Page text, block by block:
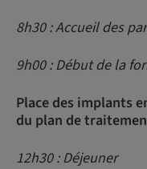
8h30 : Accueil des
9h00 : Début de la
Place des implants
du plan de
12h30 : Déjeuner